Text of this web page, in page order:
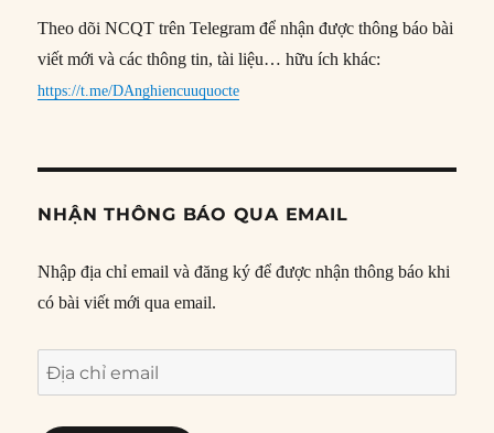
Theo dõi NCQT trên Telegram để nhận được thông báo bài
viết mới và các thông tin, tài liệu… hữu ích khác:
https://t.me/DAnghiencuuquocte
NHẬN THÔNG BÁO QUA EMAIL
Nhập địa chỉ email và đăng ký để được nhận thông báo khi
có bài viết mới qua email.
Địa
chỉ
email